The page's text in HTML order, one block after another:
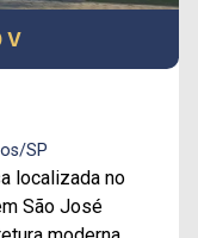
V
SP
localizada no
São José